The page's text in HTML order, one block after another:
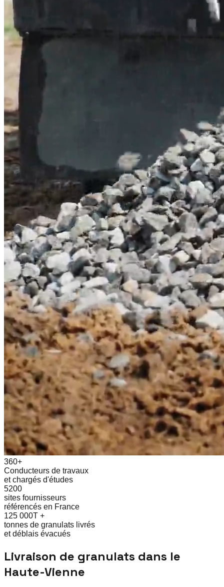
360+
Conducteurs de travaux
et chargés d'études
5200
sites fournisseurs
référencés en France
125 000T +
tonnes de granulats livrés
et déblais évacués
Livraison de granulats dans le
Haute-Vienne